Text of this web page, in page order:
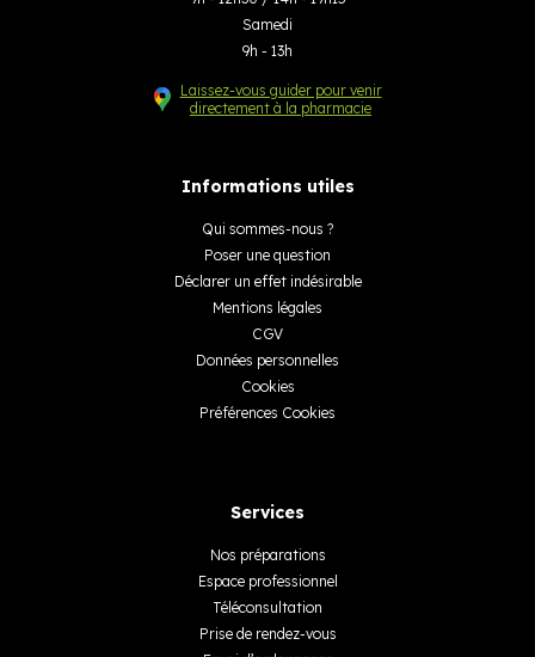
Samedi
9h - 13h
Laissez-vous guider pour venir
directement à la pharmacie
Informations utiles
Qui sommes-nous ?
Poser une question
Déclarer un effet indésirable
Mentions légales
CGV
Données personnelles
Cookies
Préférences Cookies
Services
Nos préparations
Espace professionnel
Téléconsultation
Prise de rendez-vous